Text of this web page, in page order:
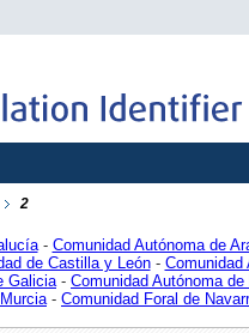
2
- Comunidad Autónoma de
de Castilla y León- Comunidad
Galicia- Comunidad Autónoma
- Comunidad Foral de